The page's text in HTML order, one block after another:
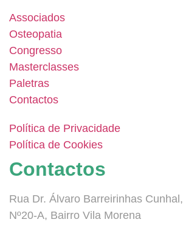
Associados
Osteopatia
Congresso
Masterclasses
Paletras
Contactos
Política de Privacidade
Política de Cookies
Contactos
Rua Dr. Álvaro Barreirinhas Cunhal,
Nº20-A, Bairro Vila Morena